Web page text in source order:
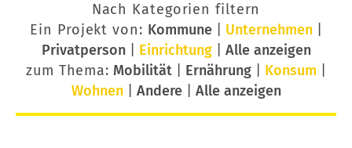
Nach Kategorien filtern
Ein Projekt von: Kommune| Unternehmen|
Privatperson| Einrichtung| Alle anzeigen
zum Thema: Mobilität Ernährung Konsum
Wohnen| Andere| Alle anzeigen